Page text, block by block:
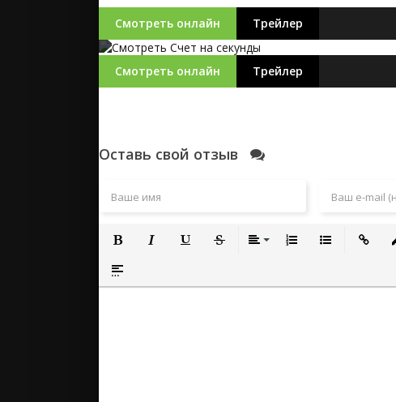
Смотреть онлайн Трейлер
Смотреть онлайн Трейлер
Оставь свой отзыв
Полужирный
Вставка спойлера